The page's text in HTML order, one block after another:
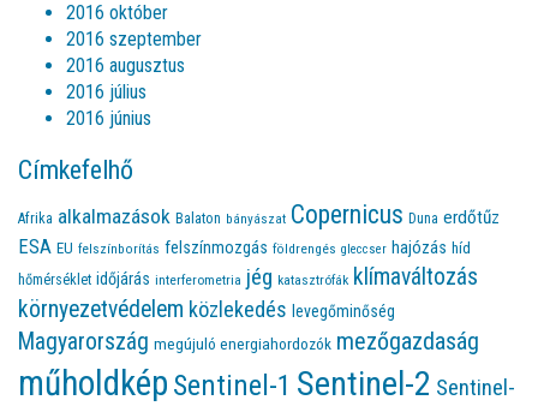
2016 október
2016 szeptember
2016 augusztus
2016 július
2016 június
Címkefelhő
Afrika alkalmazások Balaton bányászat Copernicus Duna erdőtűz
ESA EU felszínborítás felszínmozgás földrengés gleccser hajózás híd
hőmérséklet időjárás interferometria jég katasztrófák klímaváltozás
környezetvédelem közlekedés levegőminőség
Magyarország megújuló energiahordozók mezőgazdaság
műholdkép Sentinel-1 Sentinel-2 Sentinel-